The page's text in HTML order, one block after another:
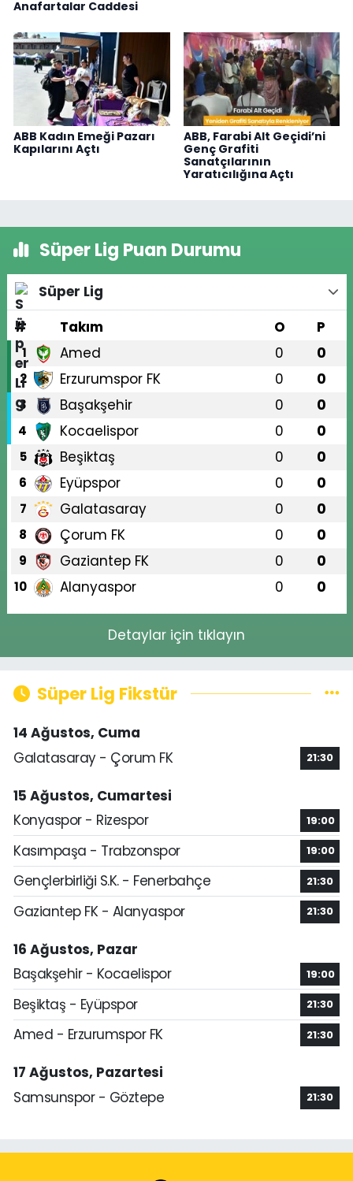
Anafartalar Caddesi
ABB Kadın Emeği Pazarı
Kapılarını Açtı
ABB, Farabi Alt Geçidi’ni
Genç Grafiti
Sanatçılarının
Yaratıcılığına Açtı
Süper Lig Puan Durumu
Süper Lig
#
Takım O P
1 Amed 0 0
2 Erzurumspor FK 0 0
3 Başakşehir 0 0
4 Kocaelispor 0 0
5 Beşiktaş 0 0
6 Eyüpspor 0 0
7 Galatasaray 0 0
8 Çorum FK 0 0
9 Gaziantep FK 0 0
10 Alanyaspor 0 0
Detaylar için tıklayın
Süper Lig Fikstür
14 Ağustos, Cuma
Galatasaray - Çorum FK
21:30
15 Ağustos, Cumartesi
Konyaspor - Rizespor
19:00
Kasımpaşa - Trabzonspor 19:00
Gençlerbirliği S.K. - Fenerbahçe 21:30
Gaziantep FK - Alanyaspor 21:30
16 Ağustos, Pazar
Başakşehir - Kocaelispor
19:00
Beşiktaş - Eyüpspor 21:30
Amed - Erzurumspor FK 21:30
17 Ağustos, Pazartesi
Samsunspor - Göztepe
21:30